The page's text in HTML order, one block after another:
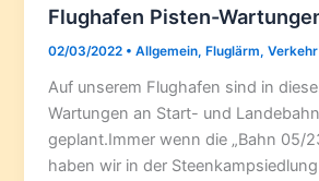
Flughafen Pisten-
02/03/2022 •Allgemein, Fluglärm,Verkehr
Auf unserem Flughafen sind in
Wartungen an Start- und
geplant.Immer wenn die „Bahn 05/
haben wir in der